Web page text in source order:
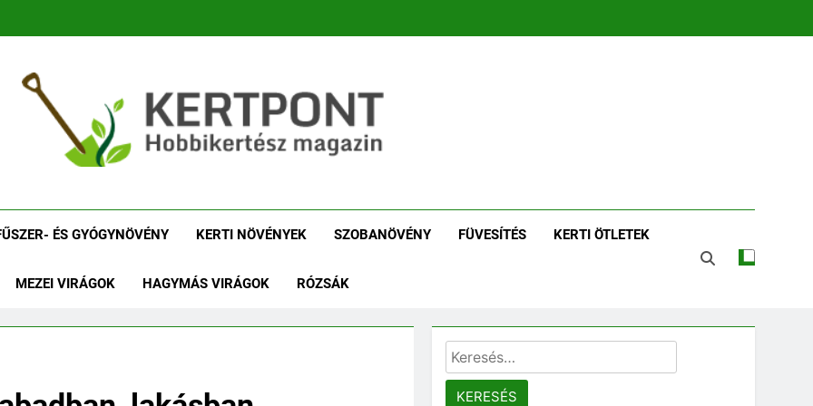
Növényhatározó
ÉS GYÓGYNÖVÉNY KERTI NÖVÉNYEK SZOBANÖVÉNY FÜVESÍTÉS KERTI ÖTLETEK
MEZEI VIRÁGOK HAGYMÁS VIRÁGOK RÓZSÁK
Keresés: